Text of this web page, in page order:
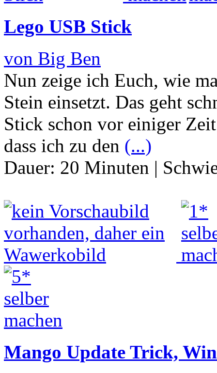
Lego USB Stick
von Big Ben
Nun zeige ich Euch, wie
Stein einsetzt. Das geht
Stick schon vor einiger
dass ich zu den (...)
Dauer: 20 Minuten |
Mango Update Trick,